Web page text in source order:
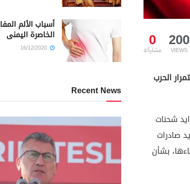
0
مشاركة 200
VIEWS
الحرب
شحنات
صادرات
بشأن
أسباب الألم
الخاصرة اليمنى
Recent News